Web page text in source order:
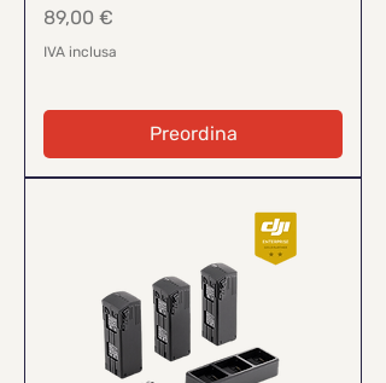
Prezzo
89,00 €
IVA inclusa
Preordina